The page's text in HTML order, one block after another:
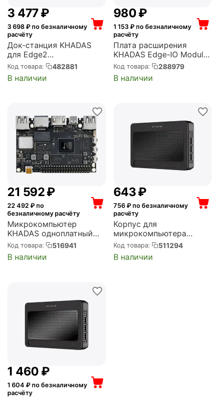
3 477₽
3 698 ₽ по безналичному
расчёту
Док-станция KHADAS
для Edge2
(Edge2_Station)
Код товара: 482881
В наличии
‍980‍₽
1 153₽ по безналичному
расчёту
Плата расширения
KHADAS Edge-IO Module
Expands I/O for Edge, TF
Card Slot, 20-PIN GPIO
Header (KIO-E-001)
Код товара: 288979
В наличии
21 592₽
22 492 ₽ по
безналичному расчёту
Микрокомпьютер
KHADAS одноплатный
New VIM4 (KVIM4-N-01)
Код товара: 516941
В наличии
‍643‍₽
756₽ по безналичному
расчёту
Корпус для
микрокомпьютера
KHADAS DIY Case2 for
VIMs SBC Black (KCS-B-
002)
Код товара: 511294
В наличии
1 460 ₽
1 604 ₽ по безналичному
расчёту